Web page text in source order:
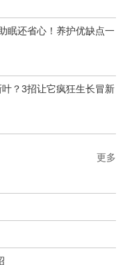
眠还省心！养护优缺点一
？3招让它疯狂生长冒新
更多